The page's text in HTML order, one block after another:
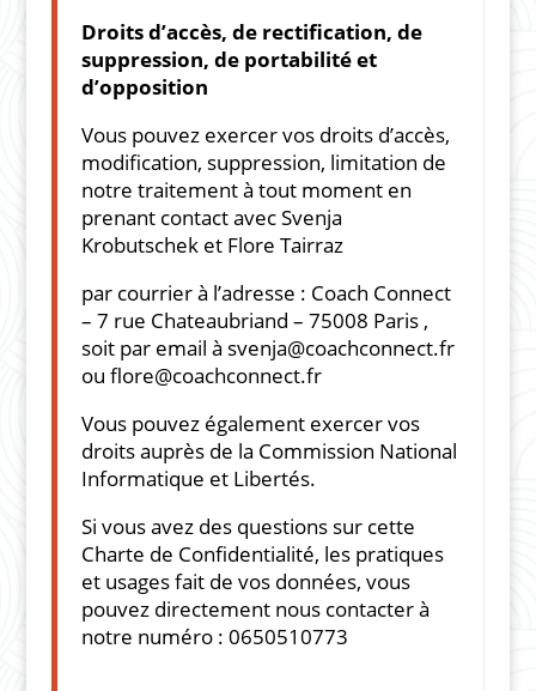
Droits d’accès, de rectification, de
suppression, de portabilité et
d’opposition
Vous pouvez exercer vos droits d’accès,
modification, suppression, limitation de
notre traitement à tout moment en
prenant contact avec Svenja
Krobutschek et Flore Tairraz
par courrier à l’adresse : Coach Connect
– 7 rue Chateaubriand – 75008 Paris ,
soit par email à svenja@coachconnect.fr
ou flore@coachconnect.fr
Vous pouvez également exercer vos
droits auprès de la Commission National
Informatique et Libertés.
Si vous avez des questions sur cette
Charte de Confidentialité, les pratiques
et usages fait de vos données, vous
pouvez directement nous contacter à
notre numéro : 0650510773